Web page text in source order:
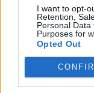
I want to opt-
Retention,
Personal
Purposes for
Opted Out
SOMMA LOMBARDO -
Incidente
Malpensa,
lieve e